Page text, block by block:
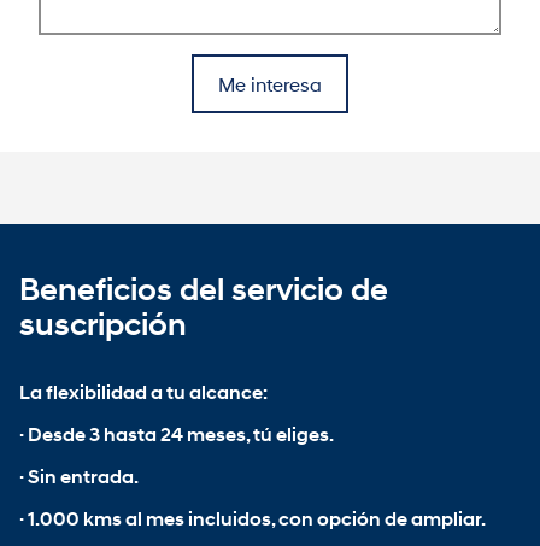
Me interesa
Beneficios del servicio de
suscripción
La flexibilidad a tu alcance:
· Desde 3 hasta 24 meses, tú eliges.
· Sin entrada.
· 1.000 kms al mes incluidos, con opción de ampliar.